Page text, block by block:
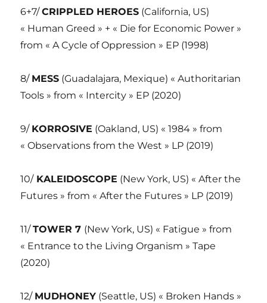
6+7/CRIPPLED HEROES (California, US)
« Human Greed » + « Die for Economic Power »
from « A Cycle of Oppression » EP (1998)
8/ MESS (Guadalajara, Mexique) « Authoritarian
Tools » from « Intercity » EP (2020)
9/ KORROSIVE (Oakland, US) « 1984 » from
« Observations from the West » LP (2019)
10/KALEIDOSCOPE (New York, US) « After the
Futures » from « After the Futures » LP (2019)
11/TOWER 7 (New York, US) « Fatigue » from
« Entrance to the Living Organism » Tape
(2020)
12/ MUDHONEY (Seattle, US) « Broken Hands »